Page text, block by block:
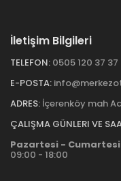
İletişim Bilgileri
TELEFON: 0505 120 37 37
E-POSTA:
ADRES: İçerenköy mah
ÇALIŞMA GÜNLERI VE
Pazartesi - Cumartesi
09:00 - 18:00